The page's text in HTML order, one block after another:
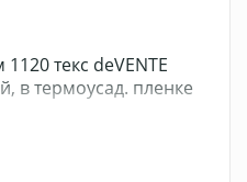
текс deVENTE
в термоусад. пленке